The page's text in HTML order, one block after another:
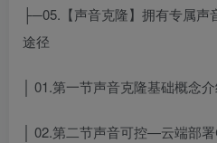
├─05.【声音克隆】拥有专属
途径
│ 01.第一节声音克隆基础概念
│ 02.第二节声音可控—云端部